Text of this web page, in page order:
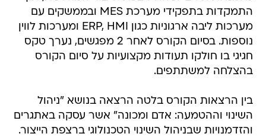
התמקדות בתפקידי מערכת MES ובממשקים עם
מערכות ליבה ארגוניות כגון ERP, HMI ומערכות לווין
נוספות. בסיום הקורס לאחר 2 מפגשים, נערך טקס
חגיגי בו חולקו תעודות מקצועיות על סיום הקורס
בהצלחה למשתתפים.
בין הרצאות הקורס בלטה הרצאה בנושא "ניהול
השינוי וההטמעה: אדם ומכונה" אשר עסקה באתגרים
והזדמנויות שבניהול השינוי הטכנולוגי ברצפת הייצור.